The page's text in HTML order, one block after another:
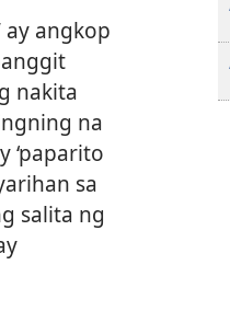
ay angkop
nakita
na
‘paparito
sa
salita ng